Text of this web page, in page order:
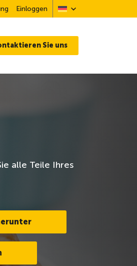
Einloggen
Sie uns
alle Teile Ihres